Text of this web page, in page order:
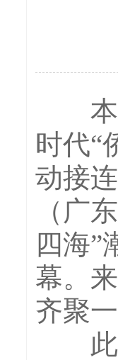
本报
时代“
动接
（广
四海”
幕。
齐聚
此次